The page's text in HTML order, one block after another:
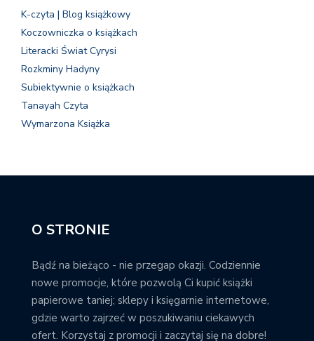
K-czyta | Blog książkowy
Koczowniczka o książkach
Literacki Świat Cyrysi
Rozkminy Hadyny
Subiektywnie o książkach
Tanayah Czyta
Wymarzona Książka
O STRONIE
Bądź na bieżąco - nie przegap okazji. Codziennie
nowe promocje, które pozwolą Ci kupić książki
papierowe taniej; sklepy i księgarnie internetowe,
gdzie warto zajrzeć w poszukiwaniu ciekawych
ofert. Korzystaj z promocji i zaczytaj się na dobre!